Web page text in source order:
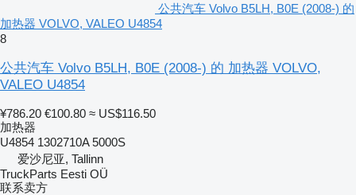
公共汽车 Volvo B5LH, B0E (2008-) 的
加热器 VOLVO, VALEO U4854
8
公共汽车 Volvo B5LH, B0E (2008-) 的 加热器 VOLVO,
VALEO U4854
¥786.20 €100.80 ≈ US$116.50
加热器
U4854 1302710A 5000S
爱沙尼亚, Tallinn
TruckParts Eesti OÜ
联系卖方